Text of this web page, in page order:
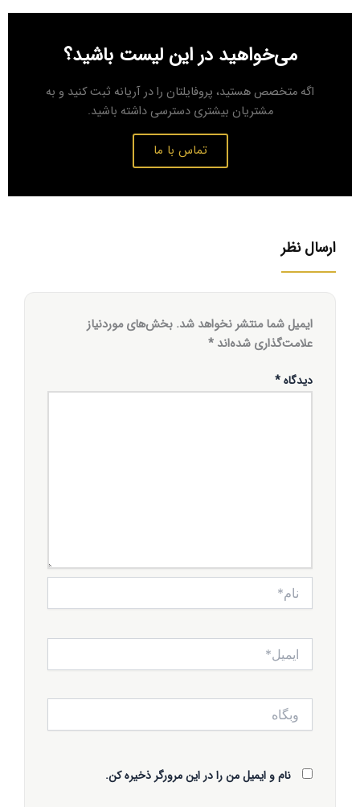
می‌خواهید در این لیست باشید؟
اگه متخصص هستید، پروفایلتان را در آریانه ثبت کنید و به
مشتریان بیشتری دسترسی داشته باشید.
تماس با ما
ارسال نظر
ایمیل شما منتشر نخواهد شد. بخش‌های موردنیاز
علامت‌گذاری شده‌اند *
دیدگاه*
ایمیل*
نام و ایمیل من را در این مرورگر ذخیره کن.